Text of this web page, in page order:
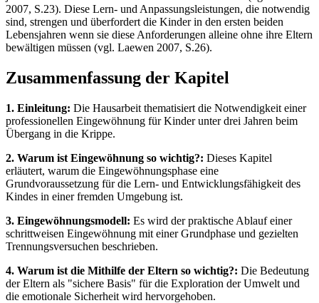
2007, S.23). Diese Lern- und Anpassungsleistungen, die notwendig
sind, strengen und überfordert die Kinder in den ersten beiden
Lebensjahren wenn sie diese Anforderungen alleine ohne ihre Eltern
bewältigen müssen (vgl. Laewen 2007, S.26).
Zusammenfassung der Kapitel
1. Einleitung: Die Hausarbeit thematisiert die Notwendigkeit einer
professionellen Eingewöhnung für Kinder unter drei Jahren beim
Übergang in die Krippe.
2. Warum ist Eingewöhnung so wichtig?: Dieses Kapitel
erläutert, warum die Eingewöhnungsphase eine
Grundvoraussetzung für die Lern- und Entwicklungsfähigkeit des
Kindes in einer fremden Umgebung ist.
3. Eingewöhnungsmodell: Es wird der praktische Ablauf einer
schrittweisen Eingewöhnung mit einer Grundphase und gezielten
Trennungsversuchen beschrieben.
4. Warum ist die Mithilfe der Eltern so wichtig?: Die Bedeutung
der Eltern als "sichere Basis" für die Exploration der Umwelt und
die emotionale Sicherheit wird hervorgehoben.